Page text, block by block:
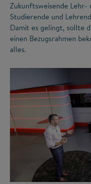
Zukunftsweisende Lehr-
Studierende und
Damit es gelingt, sollte
einen Bezugsrahmen
alles.